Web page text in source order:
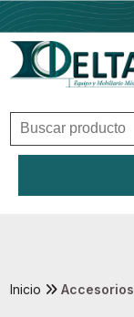
Inicio
Outlet
Inicio